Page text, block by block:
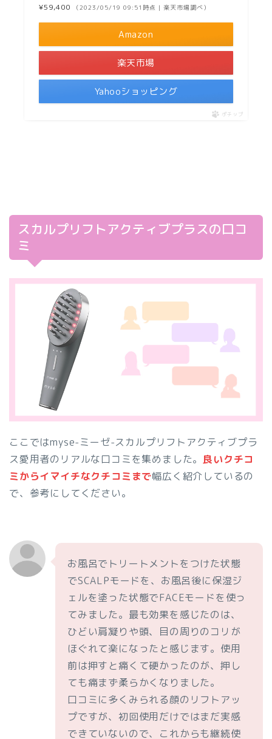
¥59,400
（2023/05/19 09:51時点 | 楽天市場調べ）
Amazon
楽天市場
Yahooショッピング
ポチップ
スカルプリフトアクティブプラスの口コ
ミ
ここではmyse-ミーゼ-スカルプリフトアクティブプラ
ス愛用者のリアルな口コミを集めました。 良いクチコ
ミからイマイチなクチコミまで幅広く紹介しているの
で、参考にしてください。
お風呂でトリートメントをつけた状態
でSCALPモードを、お風呂後に保湿ジ
ェルを塗った状態でFACEモードを使っ
てみました。最も効果を感じたのは、
ひどい肩凝りや頭、目の周りのコリが
ほぐれて楽になったと感じます。使用
前は押すと痛くて硬かったのが、押し
ても痛まず柔らかくなりました。
口コミに多くみられる顔のリフトアッ
プですが、初回使用だけではまだ実感
できていないので、これからも継続使